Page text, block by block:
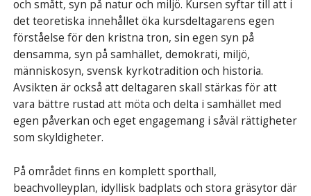
och smått, syn på natur och miljö. Kursen syftar till att i
det teoretiska innehållet öka kursdeltagarens egen
förståelse för den kristna tron, sin egen syn på
densamma, syn på samhället, demokrati, miljö,
människosyn, svensk kyrkotradition och historia.
Avsikten är också att deltagaren skall stärkas för att
vara bättre rustad att möta och delta i samhället med
egen påverkan och eget engagemang i såväl rättigheter
som skyldigheter.
På området finns en komplett sporthall,
beachvolleyplan, idyllisk badplats och stora gräsytor där